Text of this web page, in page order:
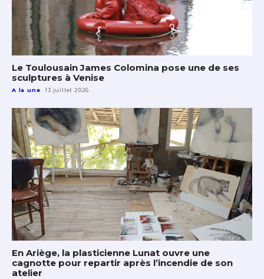
Le Toulousain James Colomina pose une de ses
sculptures à Venise
A la une 13 juillet 2026
En Ariège, la plasticienne Lunat ouvre une
cagnotte pour repartir après l’incendie de son
atelier